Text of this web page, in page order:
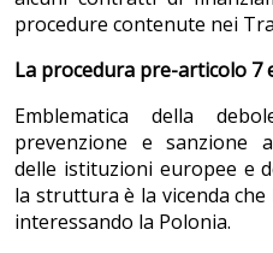
procedure contenute nei
La procedura pre-articolo 7
Emblematica della
prevenzione e sanzione
delle istituzioni europee e
la struttura è la vicenda
interessando la Polonia.